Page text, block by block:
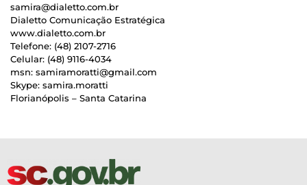
samira@dialetto.com.br
Dialetto Comunicação Estratégica
www.dialetto.com.br
Telefone: (48) 2107-2716
Celular: (48) 9116-4034
msn: samiramoratti@gmail.com
Skype: samira.moratti
Florianópolis – Santa Catarina